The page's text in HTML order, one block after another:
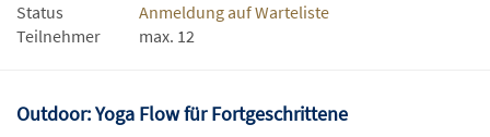
Status
Anmeldung auf Warteliste
Teilnehmer
max. 12
Outdoor: Yoga Flow für Fortgeschrittene